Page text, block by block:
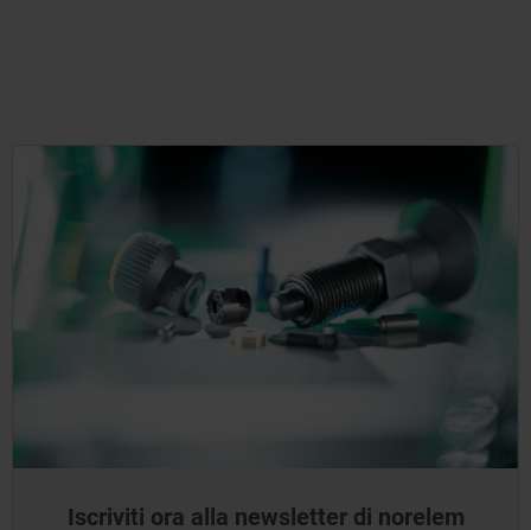
Iscriviti ora alla newsletter di norelem